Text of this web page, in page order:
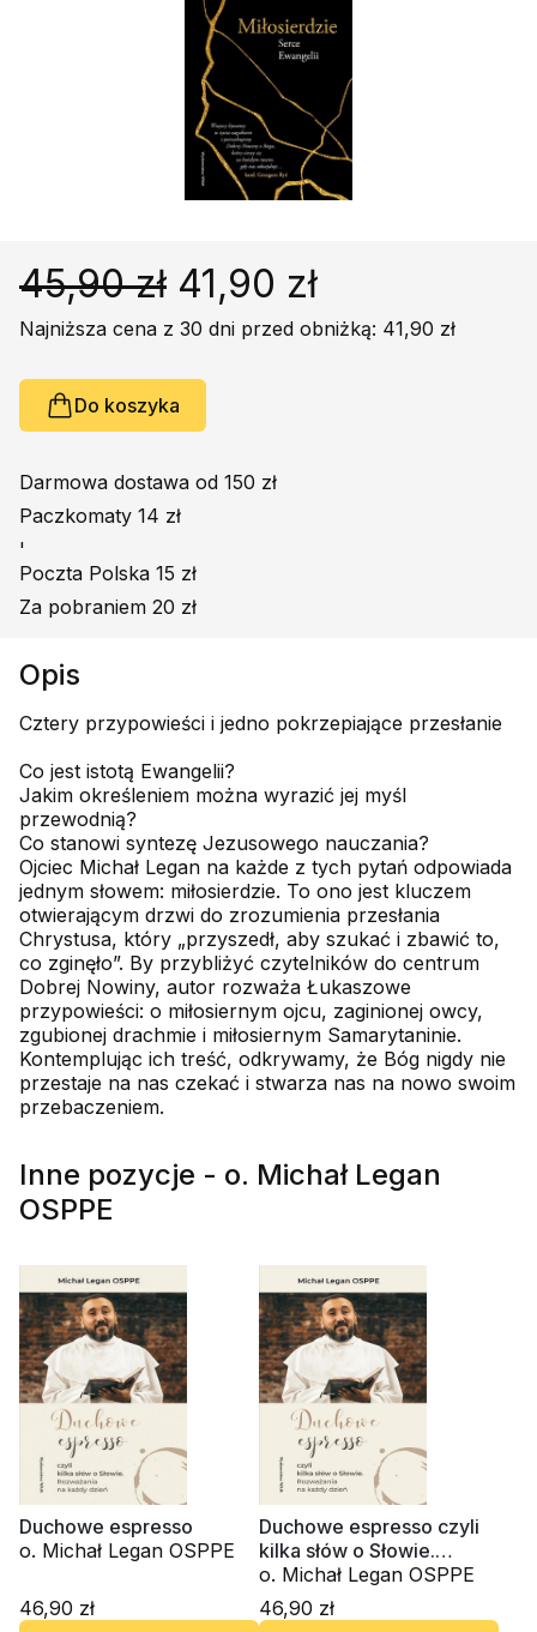
Książki obcojęzyczne
Poradniki, leksykony...
Podręczniki szkolne
Promocja
45,90 zł 41,90 zł
Najniższa cena z 30 dni przed obniżką: 41,90 zł
Do koszyka
Darmowa dostawa od 150 zł
Paczkomaty 14 zł
'
Poczta Polska 15 zł
Za pobraniem 20 zł
Opis
Cztery przypowieści i jedno pokrzepiające przesłanie
Co jest istotą Ewangelii?
Jakim określeniem można wyrazić jej myśl
przewodnią?
Co stanowi syntezę Jezusowego nauczania?
Ojciec Michał Legan na każde z tych pytań odpowiada
jednym słowem: miłosierdzie. To ono jest kluczem
otwierającym drzwi do zrozumienia przesłania
Chrystusa, który „przyszedł, aby szukać i zbawić to,
co zginęło”. By przybliżyć czytelników do centrum
Dobrej Nowiny, autor rozważa Łukaszowe
przypowieści: o miłosiernym ojcu, zaginionej owcy,
zgubionej drachmie i miłosiernym Samarytaninie.
Kontemplując ich treść, odkrywamy, że Bóg nigdy nie
przestaje na nas czekać i stwarza nas na nowo swoim
przebaczeniem.
Inne pozycje - o. Michał Legan
OSPPE
Duchowe espresso
o. Michał Legan OSPPE
46,90 zł
Duchowe espresso czyli
kilka słów o Słowie.
Rozważania na każdy
dzień
o. Michał Legan OSPPE
46,90 zł